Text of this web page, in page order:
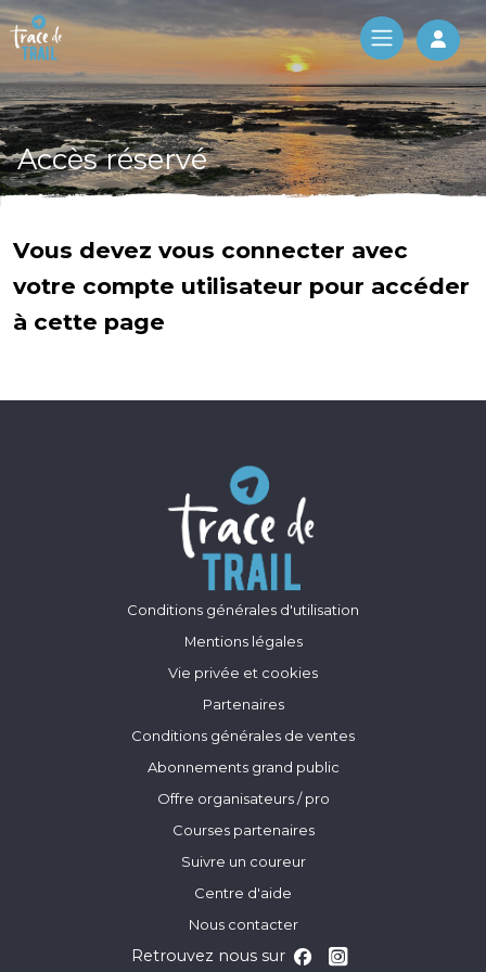
Log
Accès réservé
Vous devez vous connecter avec
votre compte utilisateur pour accéder
à cette page
Conditions générales d'utilisation
Mentions légales
Vie privée et cookies
Partenaires
Conditions générales de ventes
Abonnements grand public
Offre organisateurs / pro
Courses partenaires
Suivre un coureur
Centre d'aide
Nous contacter
Retrouvez nous sur